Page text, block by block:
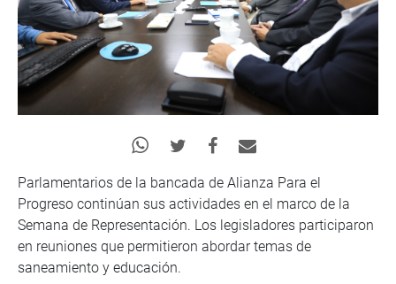
Parlamentarios de la bancada de Alianza Para el
Progreso continúan sus actividades en el marco de la
Semana de Representación. Los legisladores participaron
en reuniones que permitieron abordar temas de
saneamiento y educación.